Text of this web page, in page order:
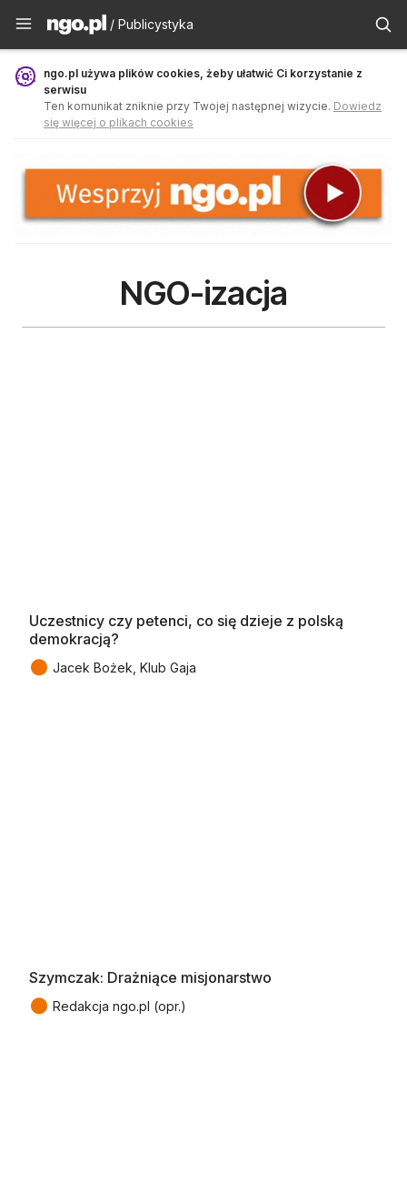
Publicystyka - ngo.pl
/ Publicystyka
ngo.pl używa plików cookies, żeby ułatwić Ci korzystanie z
serwisu
Ten komunikat zniknie przy Twojej następnej wizycie. Dowiedz
się więcej o plikach cookies
NGO-izacja
Uczestnicy czy petenci, co się dzieje z polską
demokracją?
● Jacek Bożek, Klub Gaja
Szymczak: Drażniące misjonarstwo
● Redakcja ngo.pl (opr.)